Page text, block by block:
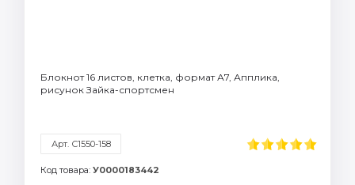
Блокнот 16 листов, клетка, формат А7, Апплика,
рисунок Зайка-спортсмен
Арт. С1550-158
Код товара: У0000183442